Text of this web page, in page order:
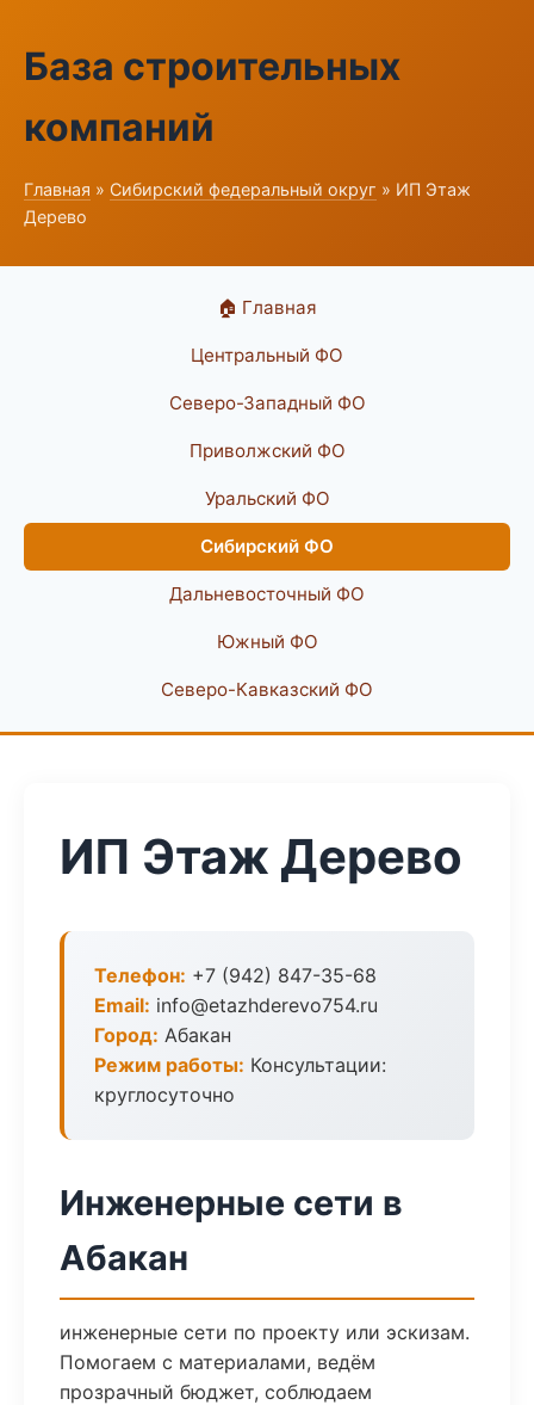
База строительных
компаний
Главная » Сибирский федеральный округ » ИП Этаж
Дерево
🏠 Главная
Центральный ФО
Северо-Западный ФО
Приволжский ФО
Уральский ФО
Сибирский ФО
Дальневосточный ФО
Южный ФО
Северо-Кавказский ФО
ИП Этаж Дерево
Телефон: +7 (942) 847-35-68
Email: info@etazhderevo754.ru
Город: Абакан
Режим работы: Консультации:
круглосуточно
Инженерные сети в
Абакан
инженерные сети по проекту или эскизам.
Помогаем с материалами, ведём
прозрачный бюджет, соблюдаем